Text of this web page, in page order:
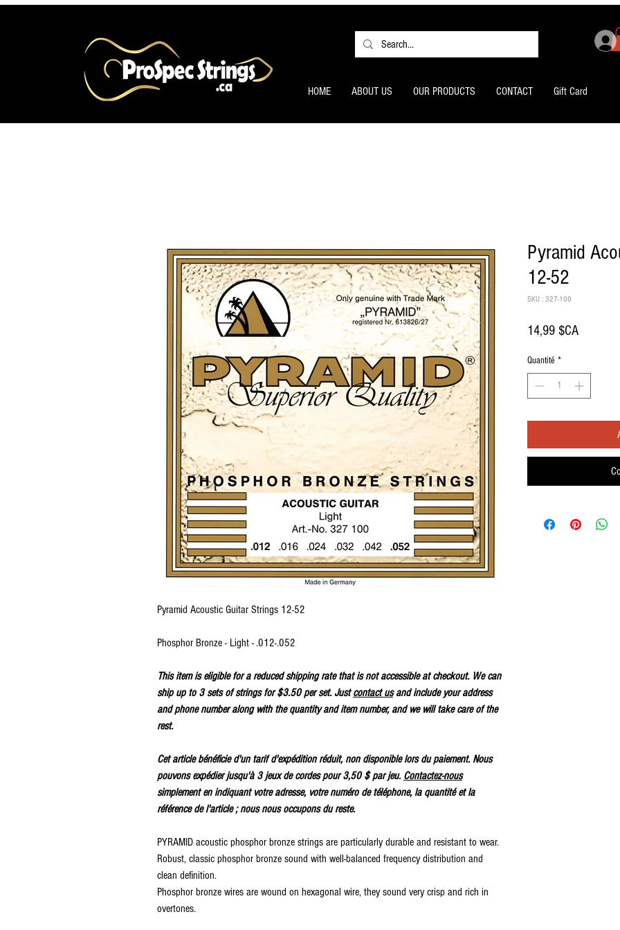
HOME ABOUT US OUR PRODUCTS CONTACT Gift Card
Pyramid Acoustic Guitar Strings 12-52
Phosphor Bronze - Light - .012-.052
This item is eligible for a reduced shipping rate that is not accessible at checkout. We can
ship up to 3 sets of strings for $3.50 per set. Justcontact usand include your address
and phone number along with the quantity and item number, and we will take care of the
rest.
Cet article bénéficie d'un tarif d'expédition réduit, non disponible lors du paiement. Nous
pouvons expédier jusqu'à 3 jeux de cordes pour 3,50 $ par jeu. Contactez-nous
simplement en indiquant votre adresse, votre numéro de téléphone, la quantité et la
référence de l'article ; nous nous occupons du reste.
PYRAMID acoustic phosphor bronze strings are particularly durable and resistant to wear.
Robust, classic phosphor bronze sound with well-balanced frequency distribution and
clean definition.
Phosphor bronze wires are wound on hexagonal wire, they sound very crisp and rich in
overtones.
Pyramid
12-52
SKU : 327-100
14,99 $CAPrix
Quantité *